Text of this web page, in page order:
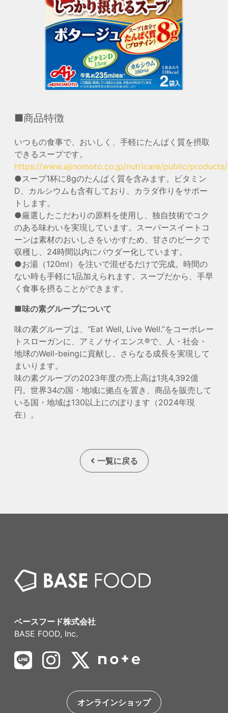
■商品特徴
いつもの食事で、おいしく、手軽にたんぱく質を摂取
できるスープです。
https://www.ajinomoto.co.jp/nutricare/public/
●スープ1杯に8gのたんぱく質を含みます。ビタミン
D、カルシウムも含有しており、カラダ作りをサポー
トします。
●厳選したこだわりの原料を使用し、独自技術でコク
のある味わいを実現しています。スーパースイートコ
ーンは素材のおいしさをいかすため、甘さのピークで
収穫し、24時間以内にパウダー化しています。
●お湯（120ml）を注いで混ぜるだけで完成。時間の
ない時も手軽に1品加えられます。スープだから、手早
く食事を摂ることができます。
■味の素グループについて
味の素グループは、“Eat Well, Live Well.”をコーポレー
トスローガンに、アミノサイエンス®で、人・社会・
地球のWell-beingに貢献し、さらなる成長を実現して
まいります。
味の素グループの2023年度の売上高は1兆4,392億
円。世界34の国・地域に拠点を置き、商品を販売して
いる国・地域は130以上にのぼります（2024年現
在）。
一覧に戻る
ベースフード株式会社
BASE FOOD, Inc.
オンラインショップ